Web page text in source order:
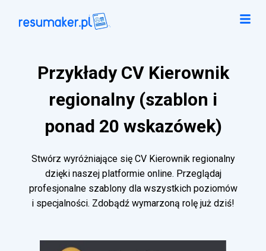
Przykłady CV Kierownik
regionalny (szablon i
ponad 20 wskazówek)
Stwórz wyróżniające się CV Kierownik regionalny
dzięki naszej platformie online. Przeglądaj
profesjonalne szablony dla wszystkich poziomów
i specjalności. Zdobądź wymarzoną rolę już dziś!